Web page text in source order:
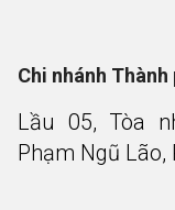
Chi nhánh Thành
Lầu 05, Tòa
Phạm Ngũ Lão,